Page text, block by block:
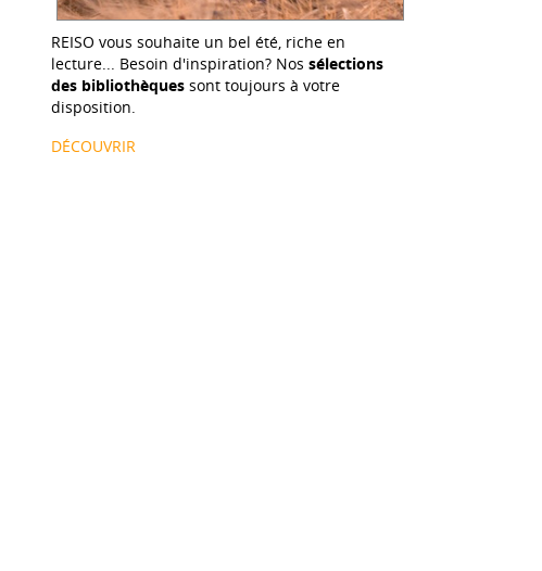
REISO vous souhaite un bel été, riche en
lecture... Besoin d'inspiration? Nos sélections
des bibliothèques sont toujours à votre
disposition.
DÉCOUVRIR